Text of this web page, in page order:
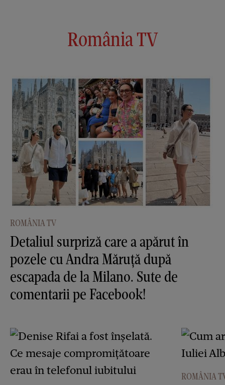
România TV
ROMÂNIA TV
Detaliul surpriză care a apărut în
pozele cu Andra Măruţă după
escapada de la Milano. Sute de
comentarii pe Facebook!
ROMÂNIA